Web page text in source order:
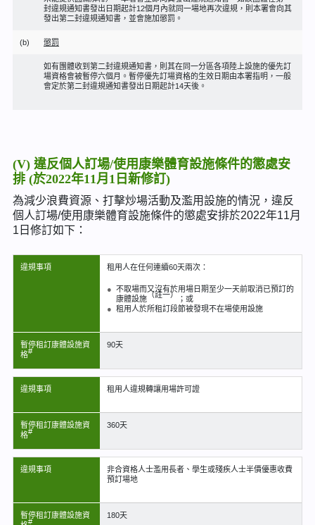
封違規通知書發出日期起計12個月內就同一場地再次違規，則本署會向其
發出第二封違規通知書，並會施加懲罰。
(b) 懲罰
如有團體收到第二封違規通知書，則其在同一分區各項陸上設施的優先訂
場資格會被暫停六個月。暫停優先訂場資格的生效日期由本署指明，一般
會定於第二封違規通知書發出日期起計14天後。
(V) 違反個人訂場/使用康樂體育設施條件的懲處安
排 (於2022年11月1日新修訂)
為減少浪費資源、打擊炒場活動及濫用設施的情況，違反
個人訂場/使用康樂體育設施條件的懲處安排於2022年11月
1日修訂如下：
違規事項 租用人在任何連續60天兩次：
不取場而又沒有於用場日期至少一天前取消已預訂的
康體設施（註一） ；或
租用人於所租訂段節被發現不在場使用設施
暫停租訂康體設施資
格#
90天
違規事項 租用人違規轉讓用場許可證
暫停租訂康體設施資
格#
360天
違規事項
非合資格人士濫用長者、學生或殘疾人士半價優惠收費
預訂場地
暫停租訂康體設施資
#
180天